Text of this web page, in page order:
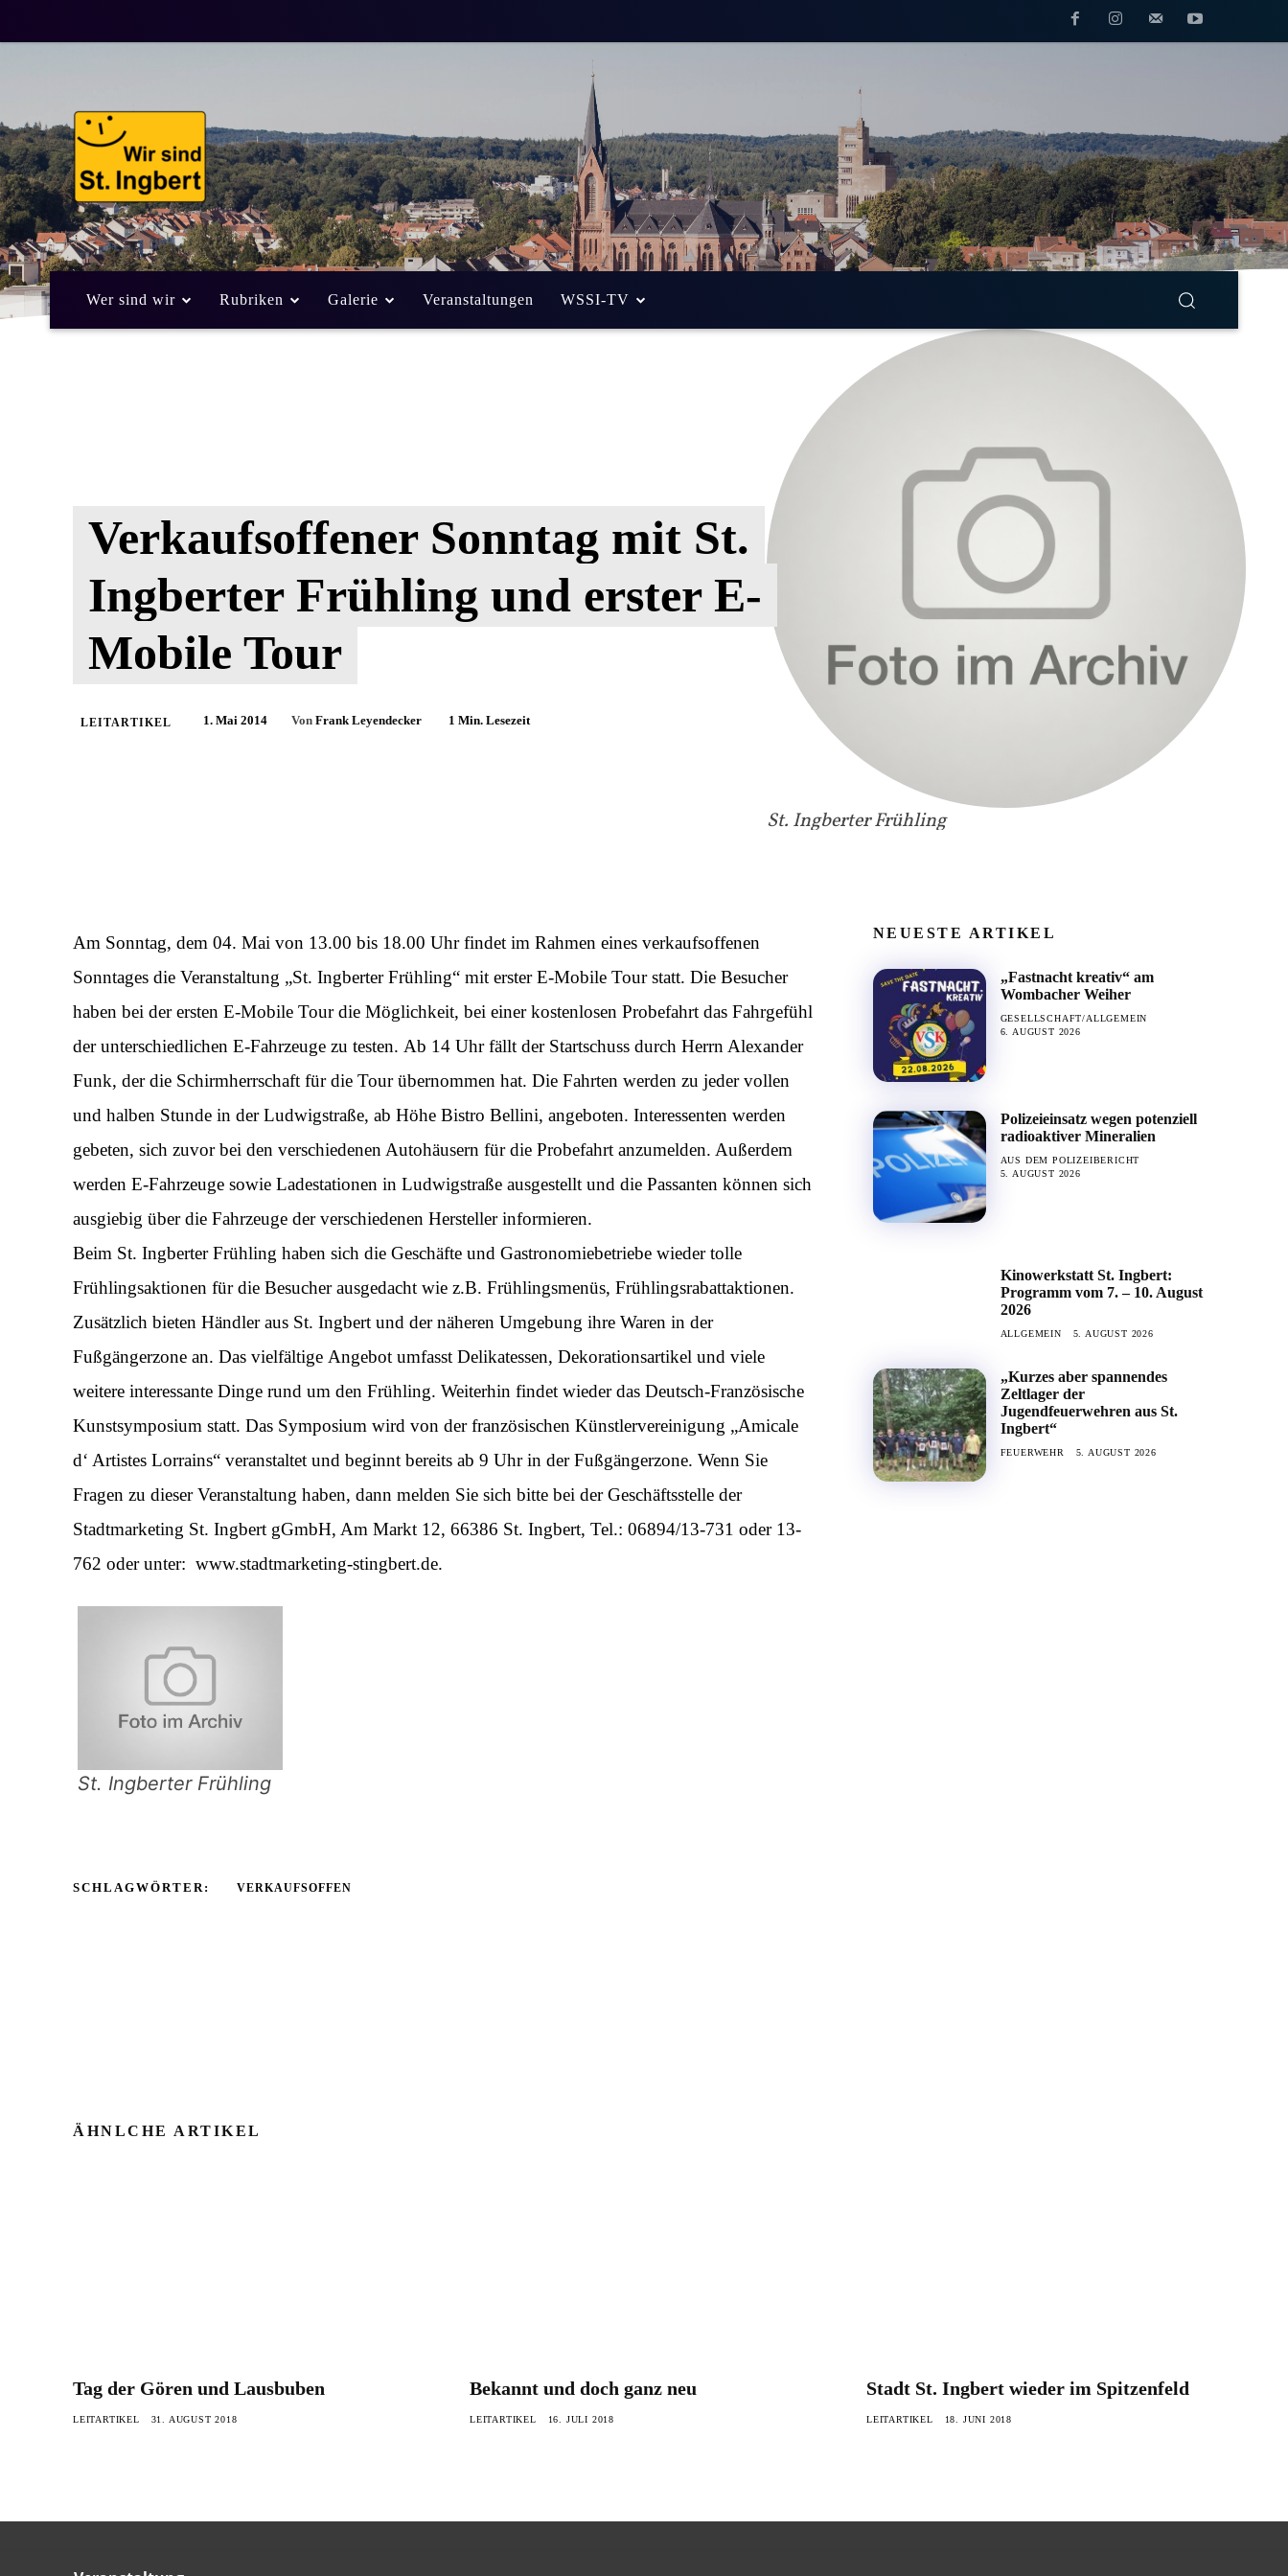
Wer sind wir Rubriken Galerie Veranstaltungen WSSI-TV
St. Ingberter Frühling
Verkaufsoffener Sonntag mit St.
Ingberter Frühling und erster E-
Mobile Tour
LEITARTIKEL 1. Mai 2014 Von Frank Leyendecker 1 Min. Lesezeit
Am Sonntag, dem 04. Mai von 13.00 bis 18.00 Uhr findet im Rahmen eines verkaufsoffenen
Sonntages die Veranstaltung „St. Ingberter Frühling“ mit erster E-Mobile Tour statt. Die Besucher
haben bei der ersten E-Mobile Tour die Möglichkeit, bei einer kostenlosen Probefahrt das Fahrgefühl
der unterschiedlichen E-Fahrzeuge zu testen. Ab 14 Uhr fällt der Startschuss durch Herrn Alexander
Funk, der die Schirmherrschaft für die Tour übernommen hat. Die Fahrten werden zu jeder vollen
und halben Stunde in der Ludwigstraße, ab Höhe Bistro Bellini, angeboten. Interessenten werden
gebeten, sich zuvor bei den verschiedenen Autohäusern für die Probefahrt anzumelden. Außerdem
werden E-Fahrzeuge sowie Ladestationen in Ludwigstraße ausgestellt und die Passanten können sich
ausgiebig über die Fahrzeuge der verschiedenen Hersteller informieren.
Beim St. Ingberter Frühling haben sich die Geschäfte und Gastronomiebetriebe wieder tolle
Frühlingsaktionen für die Besucher ausgedacht wie z.B. Frühlingsmenüs, Frühlingsrabattaktionen.
Zusätzlich bieten Händler aus St. Ingbert und der näheren Umgebung ihre Waren in der
Fußgängerzone an. Das vielfältige Angebot umfasst Delikatessen, Dekorationsartikel und viele
weitere interessante Dinge rund um den Frühling. Weiterhin findet wieder das Deutsch-Französische
Kunstsymposium statt. Das Symposium wird von der französischen Künstlervereinigung „Amicale
d‘ Artistes Lorrains“ veranstaltet und beginnt bereits ab 9 Uhr in der Fußgängerzone. Wenn Sie
Fragen zu dieser Veranstaltung haben, dann melden Sie sich bitte bei der Geschäftsstelle der
Stadtmarketing St. Ingbert gGmbH, Am Markt 12, 66386 St. Ingbert, Tel.: 06894/13-731 oder 13-
762 oder unter: www.stadtmarketing-stingbert.de.
St. Ingberter Frühling
SCHLAGWÖRTER: VERKAUFSOFFEN
NEUESTE ARTIKEL
„Fastnacht kreativ“ am
Wombacher Weiher
GESELLSCHAFT/ALLGEMEIN
6. AUGUST 2026
Polizeieinsatz wegen potenziell
radioaktiver Mineralien
AUS DEM POLIZEIBERICHT
5. AUGUST 2026
Kinowerkstatt St. Ingbert:
Programm vom 7. – 10. August
2026
ALLGEMEIN 5. AUGUST 2026
„Kurzes aber spannendes
Zeltlager der
Jugendfeuerwehren aus St.
Ingbert“
FEUERWEHR 5. AUGUST 2026
ÄHNLCHE ARTIKEL
Tag der Gören und Lausbuben
LEITARTIKEL 31. AUGUST 2018
Bekannt und doch ganz neu
LEITARTIKEL 16. JULI 2018
Stadt St. Ingbert wieder im Spitzenfeld
LEITARTIKEL 18. JUNI 2018